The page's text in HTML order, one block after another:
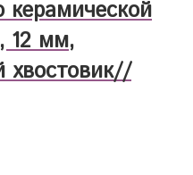
керамической
12 мм,
хвостовик//